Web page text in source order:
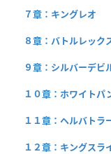
７章：キングレオ
８章：バトルレック
９章：シルバーデビ
１０章：ホワイトパ
１１章：ヘルバトラ
１２章：キングスラ